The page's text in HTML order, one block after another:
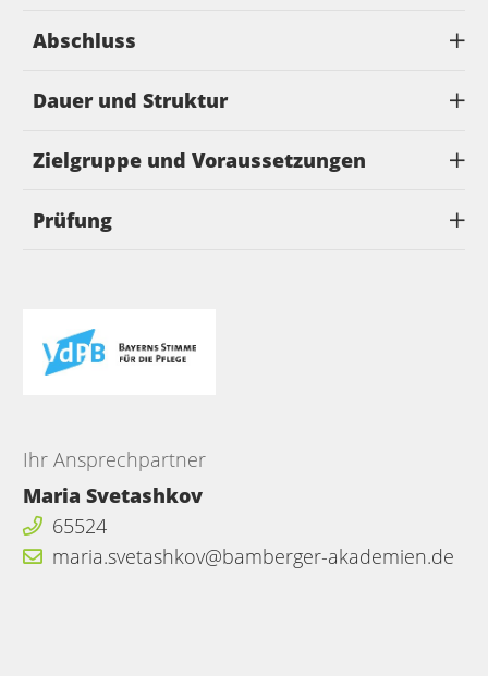
Abschluss
Dauer und Struktur
Zielgruppe und Voraussetzungen
Prüfung
Ihr Ansprechpartner
Maria Svetashkov
65524
maria.svetashkov@bamberger-akademien.de